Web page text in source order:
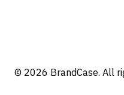
© 2026 BrandCase. All